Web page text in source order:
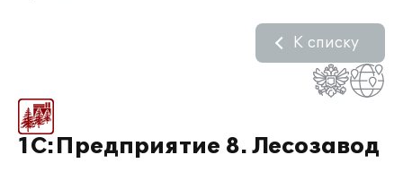
1С:Предприятие 8. Лесозавод
К списку